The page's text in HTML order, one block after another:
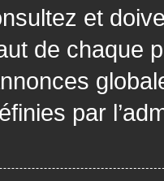
et
de chaque
par